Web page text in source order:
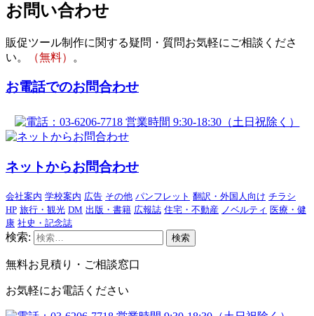
お問い合わせ
販促ツール制作に関する疑問・質問お気軽にご相談くださ
い。
（無料） 。
お電話でのお問合わせ
ネットからお問合わせ
会社案内 学校案内 広告 その他 パンフレット 翻訳・外国人向け チラシ
HP 旅行・観光 DM 出版・書籍 広報誌 住宅・不動産 ノベルティ 医療・健
康 社史・記念誌
検索:
無料お見積り・ご相談窓口
お気軽にお電話ください